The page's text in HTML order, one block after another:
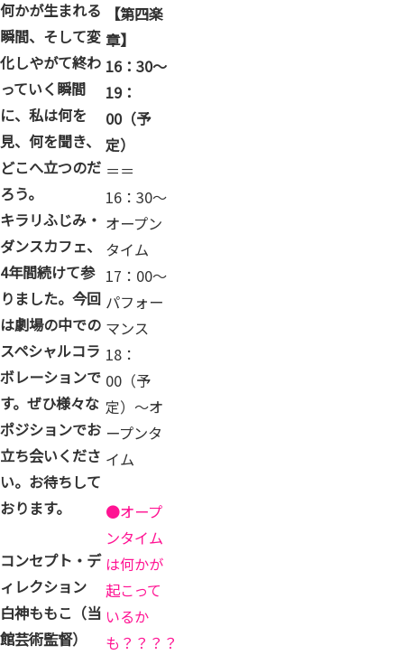
何かが生まれる
瞬間、そして変
化しやがて終わ
っていく瞬間
に、私は何を
見、何を聞き、
どこへ立つのだ
ろう。
キラリふじみ・
ダンスカフェ、
4年間続けて参
りました。今回
は劇場の中での
スペシャルコラ
ボレーションで
す。ぜひ様々な
ポジションでお
立ち会いくださ
い。お待ちして
おります。
コンセプト・デ
ィレクション
白神ももこ（当
館芸術監督）
【第四楽
章】
16：30～
19：
00（予
定）
＝＝
16：30～
オープン
タイム
17：00～
パフォー
マンス
18：
00（予
定）～オ
ープンタ
イム
●オープ
ンタイム
は何かが
起こって
いるか
も？？？？